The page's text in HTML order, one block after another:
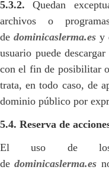
5.3.2. Quedan
archivos o
dedominicaslerma.es y
usuario puede
con el fin de posibilitar
trata, en todo caso, de
dominio público por
5.4. Reserva de
El uso de los
dedominicaslerma.es